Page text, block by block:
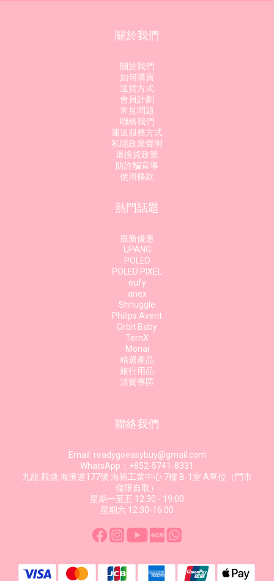
關於我們
關於我們
如何購買
送貨方式
會員計劃
常見問題
聯絡我們
運送服務方式
私隱政策聲明
退換貨政策
防詐騙宣導
使用條款
熱門話題
最新優惠
UPANG
POLED
POLED PIXEL
eufy
anex
Shnuggle
Philips Avent
Orbit Baby
TernX
Monai
精選產品
旅行用品
清貨專區
聯絡我們
Email: readygoeasybuy@gmail.com
WhatsApp：+852-5741-8331
九龍 觀塘 海濱道177號 海裕工業中心 7樓 B-1室 A單位（門市
僅限自取）
星期一至五 12:30 - 19:00
星期六 12:30-16:00